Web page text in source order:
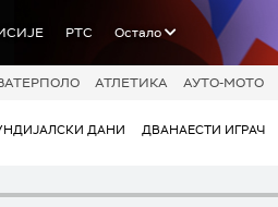
РТС Остало
АТЛЕТИКА АУТО-МОТО
ДАНИ ДВАНАЕСТИ ИГРАЧ